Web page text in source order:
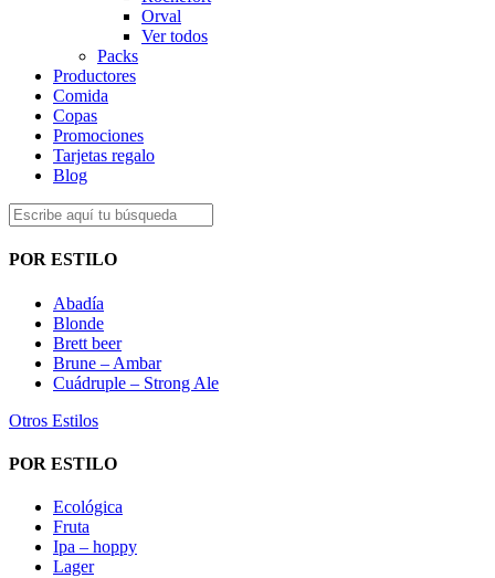
Orval
Ver todos
Packs
Productores
Comida
Copas
Promociones
Tarjetas regalo
Blog
POR ESTILO
Abadía
Blonde
Brett beer
Brune – Ambar
Cuádruple – Strong Ale
Otros Estilos
POR ESTILO
Ecológica
Fruta
Ipa – hoppy
Lager